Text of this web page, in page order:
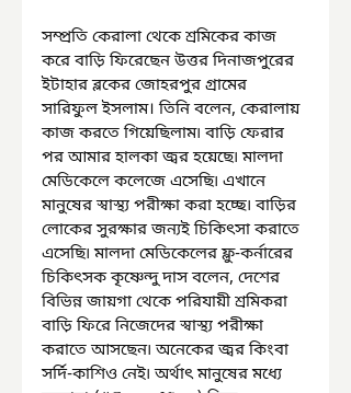
সম্প্রতি কেরালা থেকে শ্রমিকের কাজ
করে বাড়ি ফিরেছেন উত্তর দিনাজপুরের
ইটাহার ব্লকের জোহরপুর গ্রামের
সারিফুল ইসলাম। তিনি বলেন, কেরালায়
কাজ করতে গিয়েছিলাম৷ বাড়ি ফেরার
পর আমার হালকা জ্বর হয়েছে৷ মালদা
মেডিকেলে কলেজে এসেছি৷ এখানে
মানুষের স্বাস্থ্য পরীক্ষা করা হচ্ছে৷ বাড়ির
লোকের সুরক্ষার জন্যই চিকিৎসা করাতে
এসেছি৷ মালদা মেডিকেলের ফ্লু-কর্নারের
চিকিৎসক কৃষ্ণেন্দু দাস বলেন, দেশের
বিভিন্ন জায়গা থেকে পরিযায়ী শ্রমিকরা
বাড়ি ফিরে নিজেদের স্বাস্থ্য পরীক্ষা
করাতে আসছেন৷ অনেকের জ্বর কিংবা
সর্দি-কাশিও নেই৷ অর্থাৎ মানুষের মধ্যে